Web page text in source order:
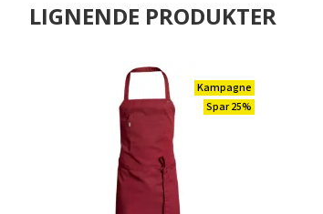
LIGNENDE PRODUKTER
Kampagne
Spar 25%